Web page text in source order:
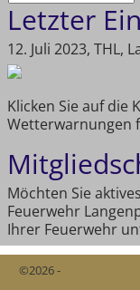
Letzter
12. Juli 2023, THL,
Klicken Sie auf die
Wetterwarnungen
Möchten Sie
Feuerwehr
Ihrer Feuerwehr
©2026 -